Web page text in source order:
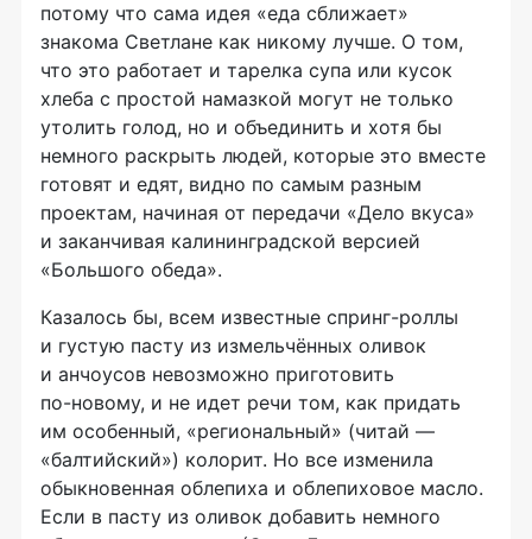
потому что сама идея «еда сближает»
знакома Светлане как никому лучше. О том,
что это работает и тарелка супа или кусок
хлеба с простой намазкой могут не только
утолить голод, но и объединить и хотя бы
немного раскрыть людей, которые это вместе
готовят и едят, видно по самым разным
проектам, начиная от передачи «Дело вкуса»
и заканчивая калининградской версией
«Большого обеда».
Казалось бы, всем известные спринг-роллы
и густую пасту из измельчённых оливок
и анчоусов невозможно приготовить
по-новому, и не идет речи том, как придать
им особенный, «региональный» (читай —
«балтийский») колорит. Но все изменила
обыкновенная облепиха и облепиховое масло.
Если в пасту из оливок добавить немного